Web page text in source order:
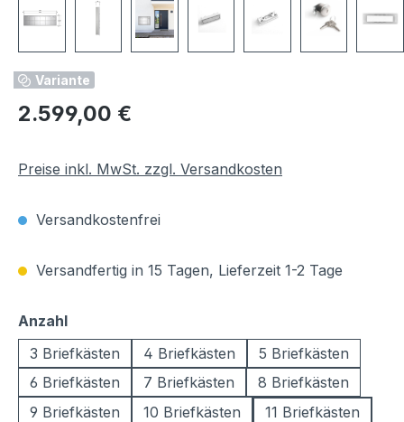
Variante
Regulärer Preis:
2.599,00 €
Preise inkl. MwSt. zzgl. Versandkosten
Versandkostenfrei
Versandfertig in 15 Tagen, Lieferzeit 1-2 Tage
Anzahlauswählen
3 Briefkästen
4 Briefkästen
5 Briefkästen
6 Briefkästen
7 Briefkästen
8 Briefkästen
9 Briefkästen
10 Briefkästen
11 Briefkästen